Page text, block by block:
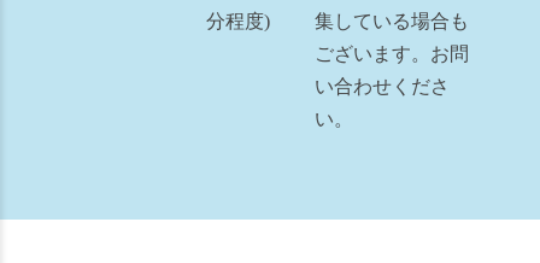
分程度)
集している場合も
ございます。お問
い合わせくださ
い。